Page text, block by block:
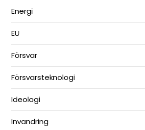
Energi
EU
Försvar
Försvarsteknologi
Ideologi
Invandring